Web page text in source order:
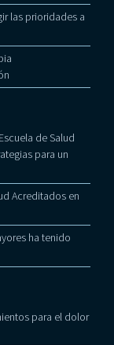
las prioridades a
de Salud
para un
Acreditados en
ha tenido
para el dolor